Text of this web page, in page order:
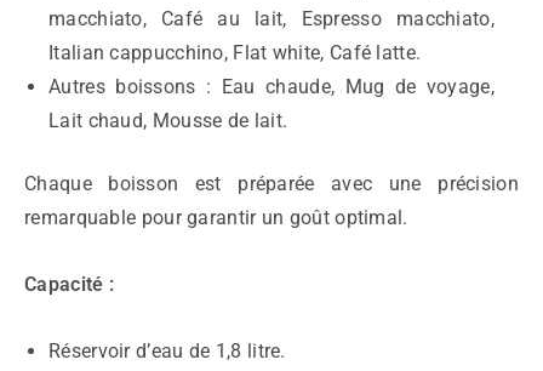
macchiato, Café au lait, Espresso macchiato,
Italian cappucchino, Flat white, Café latte.
Autres boissons : Eau chaude, Mug de voyage,
Lait chaud, Mousse de lait.
Chaque boisson est préparée avec une précision
remarquable pour garantir un goût optimal.
Capacité :
Réservoir d’eau de 1,8 litre.